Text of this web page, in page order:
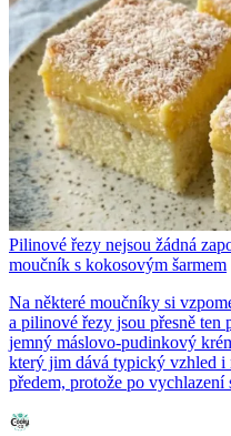
Pilinové řezy nejsou žádná
moučník s kokosovým šarmem
Na některé moučníky si
a pilinové řezy jsou přesně
jemný máslovo-pudinkový
který jim dává typický vzhled i
předem, protože po vychlazení